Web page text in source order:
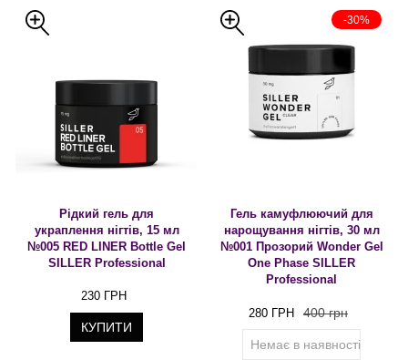
Рідкий гель для
украплення нігтів, 15 мл
№005 RED LINER Bottle Gel
SILLER Professional
230 ГРН
КУПИТИ
-30%
Гель камуфлюючий для
нарощування нігтів, 30 мл
№001 Прозорий Wonder Gel
One Phase SILLER
Professional
280 ГРН 400 грн
Немає в наявності